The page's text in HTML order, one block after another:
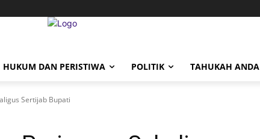
HUKUM DAN PERISTIWA POLITIK TAHUKAH ANDA
Sertijab Bupati